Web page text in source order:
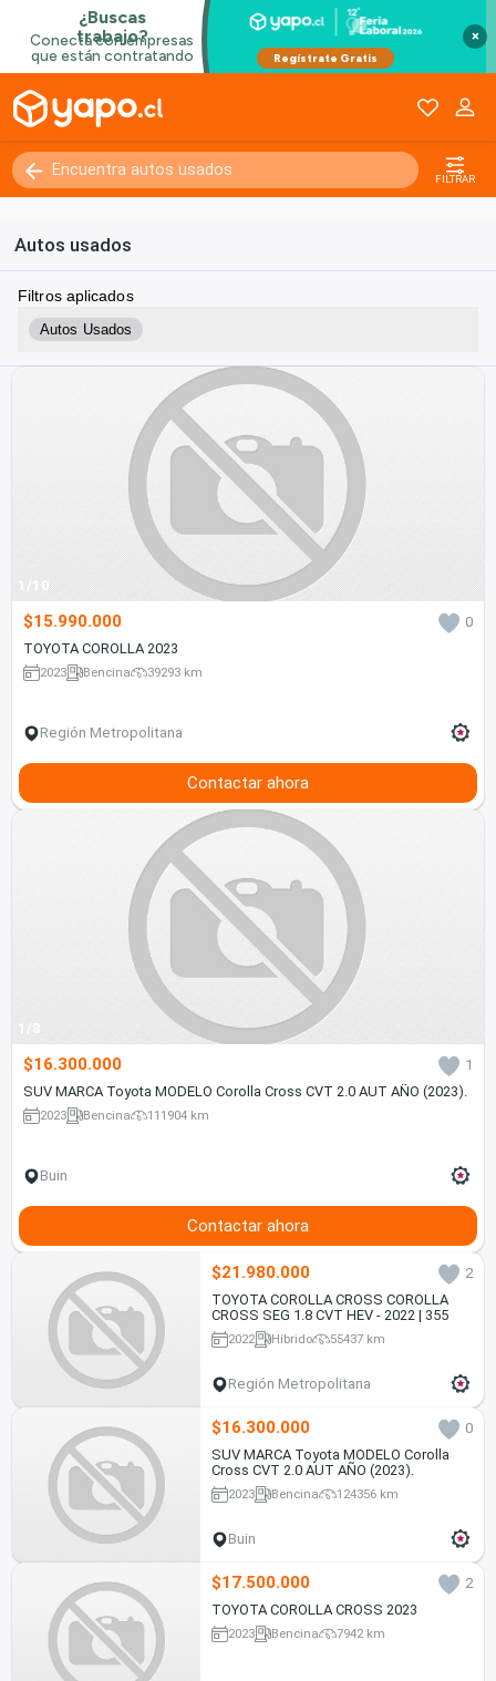
×
FILTRAR
Autos usados
Filtros aplicados
Autos Usados
1/10
$15.990.000
0
TOYOTA COROLLA 2023
2023 Bencina 39293 km
Región Metropolitana
Contactar ahora
1/8
$16.300.000
1
SUV MARCA Toyota MODELO Corolla Cross CVT 2.0 AUT AÑO (2023).
2023 Bencina 111904 km
Buin
Contactar ahora
$21.980.000
2
TOYOTA COROLLA CROSS COROLLA
CROSS SEG 1.8 CVT HEV - 2022 | 355
2022 Híbrido 55437 km
Región Metropolitana
$16.300.000
0
SUV MARCA Toyota MODELO Corolla
Cross CVT 2.0 AUT AÑO (2023).
2023 Bencina 124356 km
Buin
$17.500.000
2
TOYOTA COROLLA CROSS 2023
2023 Bencina 7942 km